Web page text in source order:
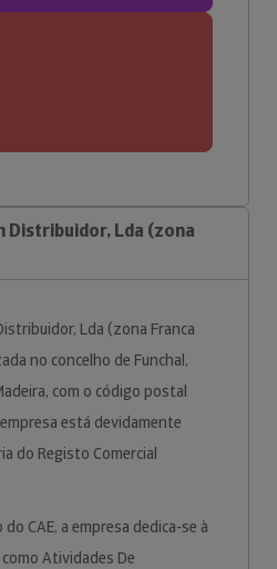
Distribuidor, Lda (zona
Lda (zona Franca
no concelho de Funchal,
com o código postal
está devidamente
do Registo Comercial
CAE, a empresa dedica-se à
Atividades De